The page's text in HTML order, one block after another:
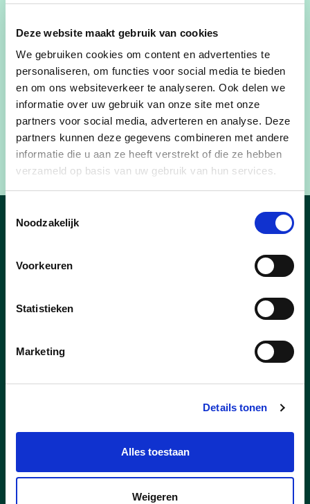
Deze website maakt gebruik van cookies
We gebruiken cookies om content en advertenties te
personaliseren, om functies voor social media te bieden
en om ons websiteverkeer te analyseren. Ook delen we
informatie over uw gebruik van onze site met onze
partners voor social media, adverteren en analyse. Deze
partners kunnen deze gegevens combineren met andere
informatie die u aan ze heeft verstrekt of die ze hebben
verzameld op basis van uw gebruik van hun services.
Noodzakelijk
Voorkeuren
Statistieken
Marketing
Details tonen
Alles toestaan
Weigeren
het wereldkampioenschap voor machine-
operators en zette daarmee Pelt internationaal
op de kaart. Joppe Pellens leverde dan weer een
uitzonderlijke sportieve prestatie door 32
marathons in de woestijn te lopen ten voordele
van Sama Gaza, een organisatie die Palestijnse
vluchtelingen in Jordanië ondersteunt.